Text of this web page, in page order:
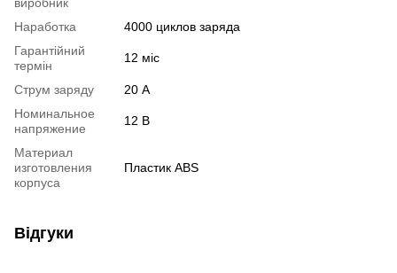
Наработка
4000 циклов заряда
Гарантійний
термін
12 міс
Струм заряду
20 А
Номинальное
напряжение
12 В
Материал
изготовления
корпуса
Пластик ABS
Відгуки